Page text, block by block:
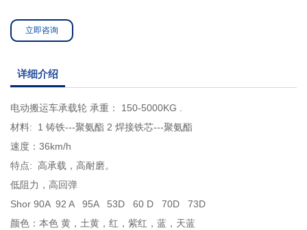
立即咨询
详细介绍
电动搬运车承载轮 承重： 150-5000KG .
材料: 1 铸铁---聚氨酯 2 焊接铁芯---聚氨酯
速度：36km/h
特点: 高承载，高耐磨。
低阻力，高回弹
Shor 90A 92 A 95A 53D 60 D 70D 73D
颜色：本色 黄，土黄，红，紫红，蓝，天蓝